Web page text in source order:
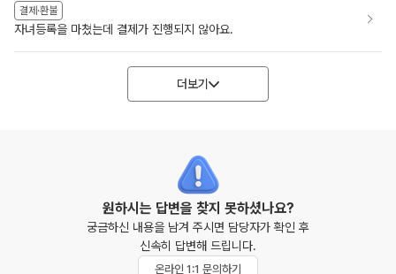
결제·환불
자녀등록을 마쳤는데 결제가 진행되지 않아요.
더보기
원하시는 답변을 찾지 못하셨나요?
궁금하신 내용을 남겨 주시면 담당자가 확인 후
신속히 답변해 드립니다.
온라인 1:1 문의하기